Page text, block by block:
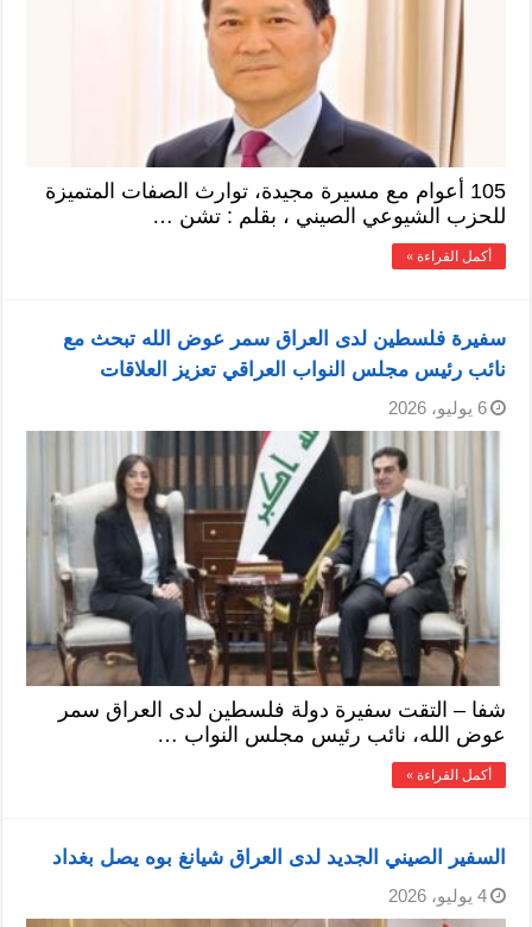
105 أعوام مع مسيرة مجيدة، توارث الصفات المتميزة
للحزب الشيوعي الصيني ، بقلم : تشن …
أكمل القراءة »
سفيرة فلسطين لدى العراق سمر عوض الله تبحث مع
نائب رئيس مجلس النواب العراقي تعزيز العلاقات
6 يوليو، 2026
شفا – التقت سفيرة دولة فلسطين لدى العراق سمر
عوض الله، نائب رئيس مجلس النواب …
أكمل القراءة »
السفير الصيني الجديد لدى العراق شيانغ بوه يصل بغداد
4 يوليو، 2026